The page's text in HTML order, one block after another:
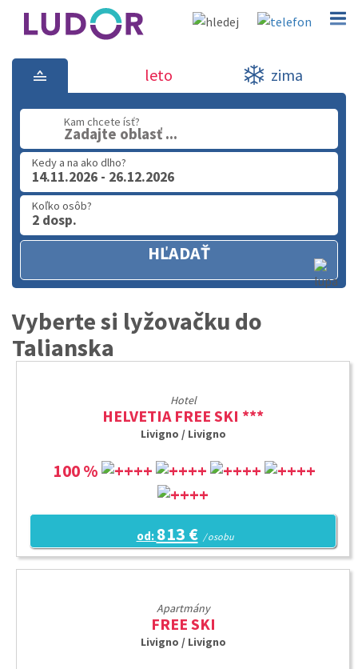
Lyžovanie Taliansko zima 2026-
02 2063 3182
leto zima
Kam chcete ísť?
Zadajte oblasť ...
Kedy a na ako dlho?
14.11.2026 - 26.12.2026
Koľko osôb?
2 dosp.
HĽADAŤ
Vyberte si lyžovačku do
Talianska
Hotel
HELVETIA FREE SKI ***
Livigno / Livigno
100 %
od: 813 € / osobu
Apartmány
FREE SKI
Livigno / Livigno